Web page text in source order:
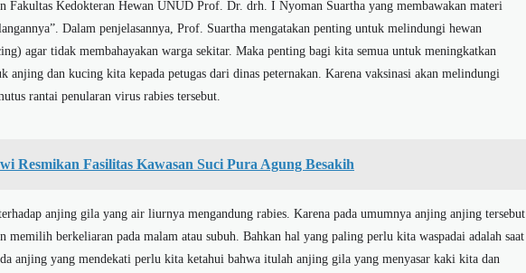
Fakultas Kedokteran Hewan UNUD Prof. Dr. drh. I Nyoman Suartha yang membawakan materi
Dalam penjelasannya, Prof. Suartha mengatakan penting untuk melindungi hewan
agar tidak membahayakan warga sekitar. Maka penting bagi kita semua untuk meningkatkan
anjing dan kucing kita kepada petugas dari dinas peternakan. Karena vaksinasi akan melindungi
rantai penularan virus rabies tersebut.
Resmikan Fasilitas Kawasan Suci Pura Agung Besakih
anjing gila yang air liurnya mengandung rabies. Karena pada umumnya anjing anjing tersebut
memilih berkeliaran pada malam atau subuh. Bahkan hal yang paling perlu kita waspadai adalah saat
anjing yang mendekati perlu kita ketahui bahwa itulah anjing gila yang menyasar kaki kita dan